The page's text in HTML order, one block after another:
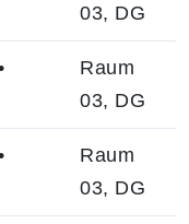
03, DG
Raum
03, DG
Raum
03, DG